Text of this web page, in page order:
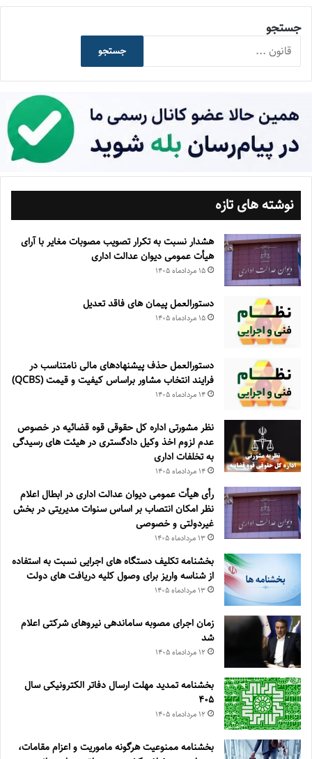
جستجو
جستجو
نوشته های تازه
هشدار نسبت به تکرار تصویب مصوبات مغایر با آرای
هیأت عمومی دیوان عدالت اداری
۱۵ مرداد‌ماه ۱۴۰۵
دستورالعمل پیمان های فاقد تعدیل
۱۵ مرداد‌ماه ۱۴۰۵
دستورالعمل حذف پيشنهادهای مالی نامتناسب در
فرايند انتخاب مشاور براساس كيفيت و قيمت (QCBS)
۱۴ مرداد‌ماه ۱۴۰۵
نظر مشورتی اداره کل حقوقی قوه قضائیه در خصوص
عدم لزوم اخذ وکیل دادگستری در هیئت های رسیدگی
به تخلفات اداری
۱۴ مرداد‌ماه ۱۴۰۵
رأی هیأت عمومی دیوان عدالت اداری در ابطال اعلام
نظر امکان انتصاب بر اساس سنوات مدیریتی در بخش
غیردولتی و خصوصی
۱۳ مرداد‌ماه ۱۴۰۵
بخشنامه تکلیف دستگاه های اجرایی نسبت به استفاده
از شناسه واریز برای وصول کلیه دریافت های دولت
۱۳ مرداد‌ماه ۱۴۰۵
زمان اجرای مصوبه ساماندهی نیروهای شرکتی اعلام
شد
۱۲ مرداد‌ماه ۱۴۰۵
بخشنامه تمدید مهلت ارسال دفاتر الکترونیکی سال
۴۰۵
۱۲ مرداد‌ماه ۱۴۰۵
بخشنامه ممنوعیت هرگونه ماموریت و اعزام مقامات،